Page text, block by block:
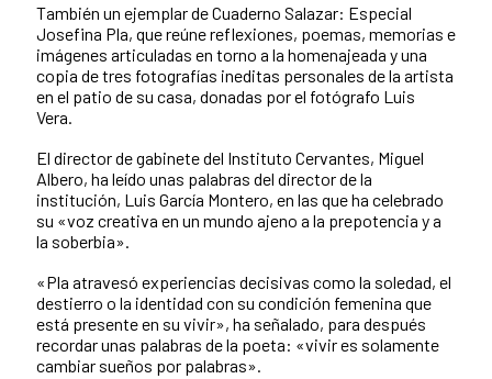
También un ejemplar de Cuaderno Salazar: Especial
Josefina Pla, que reúne reflexiones, poemas, memorias e
imágenes articuladas en torno a la homenajeada y una
copia de tres fotografías ineditas personales de la artista
en el patio de su casa, donadas por el fotógrafo Luis
Vera.
El director de gabinete del Instituto Cervantes, Miguel
Albero, ha leído unas palabras del director de la
institución, Luis García Montero, en las que ha celebrado
su «voz creativa en un mundo ajeno a la prepotencia y a
la soberbia».
«Pla atravesó experiencias decisivas como la soledad, el
destierro o la identidad con su condición femenina que
está presente en su vivir», ha señalado, para después
recordar unas palabras de la poeta: «vivir es solamente
cambiar sueños por palabras».